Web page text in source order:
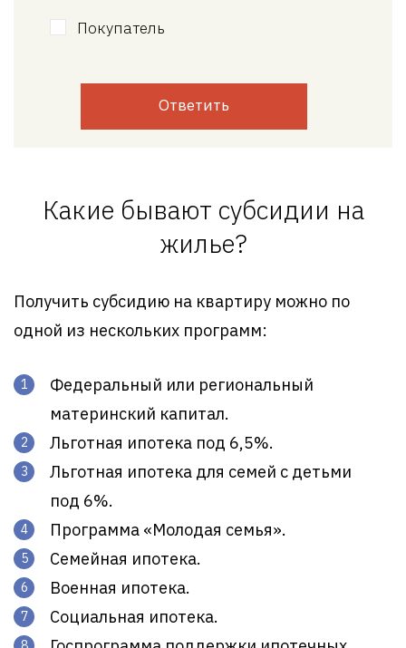
Покупатель
Ответить
Какие бывают субсидии на
жилье?
Получить субсидию на квартиру можно по
одной из нескольких программ:
Федеральный или региональный
материнский капитал.
Льготная ипотека под 6,5%.
Льготная ипотека для семей с детьми
под 6%.
Программа «Молодая семья».
Семейная ипотека.
Военная ипотека.
Социальная ипотека.